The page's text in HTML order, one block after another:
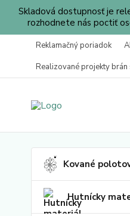
Skladová dostupnosť je
rozhodnete nás poctiť
Reklamačný poriadok
Realizované projekty
Kované
Hutnícky